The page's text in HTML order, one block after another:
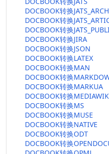
DOCBOOK转换
DOCBOOK转换
DOCBOOK转换
DOCBOOK转换JIRA
DOCBOOK转换JSON
DOCBOOK转换LATEX
DOCBOOK转换MAN
DOCBOOK转换
DOCBOOK转换MARKUA
DOCBOOK转换
DOCBOOK转换MS
DOCBOOK转换MUSE
DOCBOOK转换NATIVE
DOCBOOK转换ODT
DOCBOOK转换